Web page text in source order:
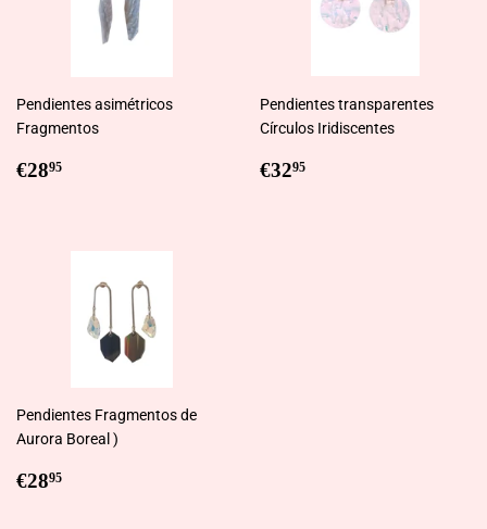
Pendientes asimétricos
Fragmentos
Regular
€2895
Pendientes transparentes
Círculos Iridiscentes
Regular
€3295
Pendientes Fragmentos de
Aurora Boreal )
Regular
€2895